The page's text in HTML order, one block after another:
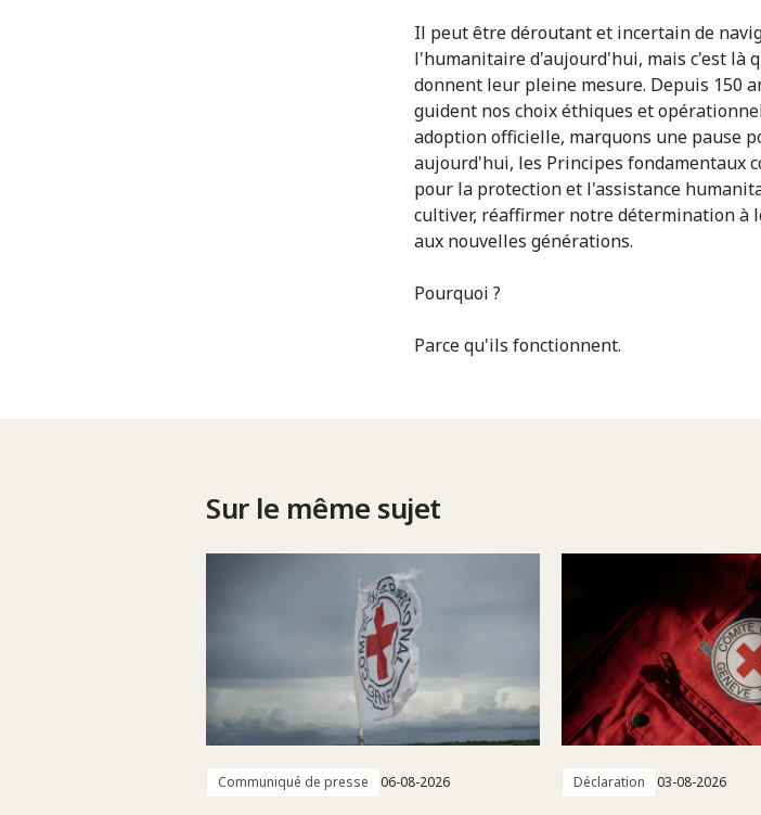
Il peut être déroutant et incertain de
l'humanitaire d'aujourd'hui, mais c'est là
donnent leur pleine mesure. Depuis 150
guident nos choix éthiques et
adoption officielle, marquons une pause
aujourd'hui, les Principes fondamentaux
pour la protection et l'assistance
cultiver, réaffirmer notre détermination à
aux nouvelles générations.
Pourquoi ?
Parce qu'ils fonctionnent.
Sur le même sujet
Communiqué de presse 06-08-2026 Déclaration 03-08-2026